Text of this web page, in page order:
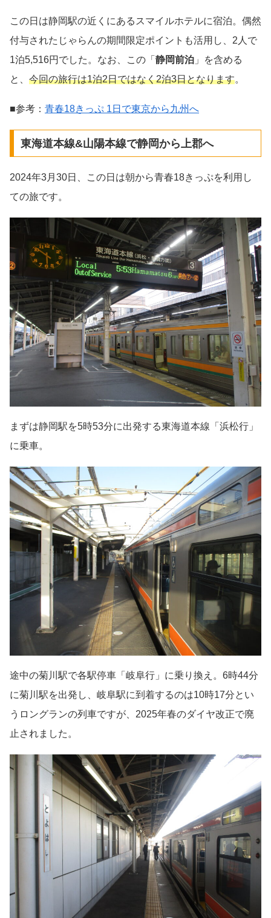
この日は静岡駅の近くにあるスマイルホテルに宿泊。偶然
付与されたじゃらんの期間限定ポイントも活用し、2人で
1泊5,516円でした。なお、この「 静岡前泊 」を含める
と、 今回の旅行は1泊2日ではなく2泊3日となります。
■参考： 青春18きっぷ 1日で東京から九州へ
東海道本線&山陽本線で静岡から上郡へ
2024年3月30日、この日は朝から青春18きっぷを利用し
ての旅です。
まずは静岡駅を5時53分に出発する東海道本線「浜松行」
に乗車。
途中の菊川駅で各駅停車「岐阜行」に乗り換え。6時44分
に菊川駅を出発し、岐阜駅に到着するのは10時17分とい
うロングランの列車ですが、2025年春のダイヤ改正で廃
止されました。